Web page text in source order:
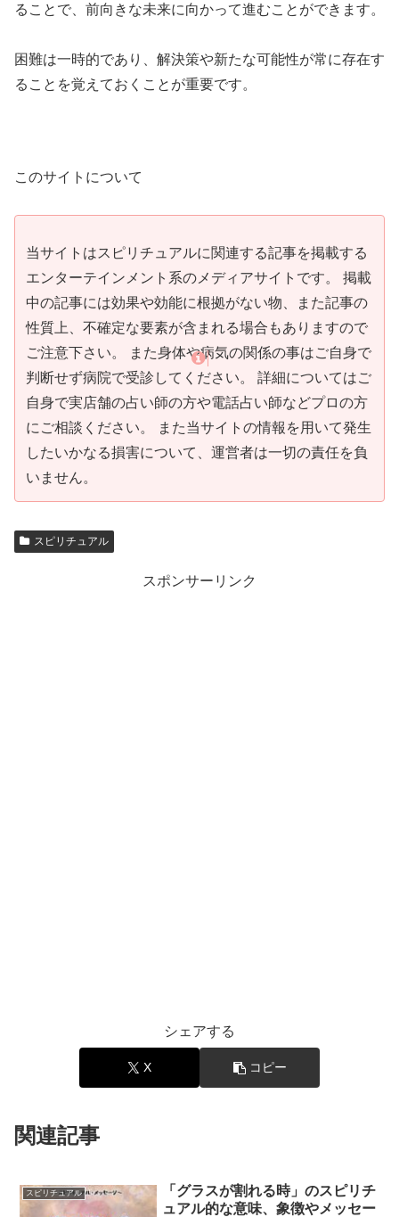
ることで、前向きな未来に向かって進むことができます。
困難は一時的であり、解決策や新たな可能性が常に存在す
ることを覚えておくことが重要です。
このサイトについて
当サイトはスピリチュアルに関連する記事を掲載する
エンターテインメント系のメディアサイトです。 掲載
中の記事には効果や効能に根拠がない物、また記事の
性質上、不確定な要素が含まれる場合もありますので
ご注意下さい。 また身体や病気の関係の事はご自身で
判断せず病院で受診してください。 詳細についてはご
自身で実店舗の占い師の方や電話占い師などプロの方
にご相談ください。 また当サイトの情報を用いて発生
したいかなる損害について、運営者は一切の責任を負
いません。
スピリチュアル
スポンサーリンク
シェアする
X コピー
関連記事
スピリチュアル
「グラスが割れる時」のスピリチ
ュアル的な意味、象徴やメッセー